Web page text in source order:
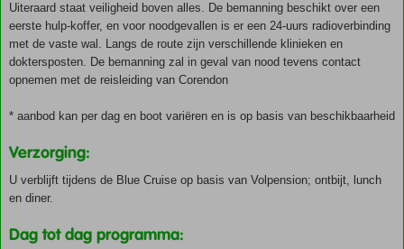
Uiteraard staat veiligheid boven alles. De bemanning beschikt over een
eerste hulp-koffer, en voor noodgevallen is er een 24-uurs radioverbinding
met de vaste wal. Langs de route zijn verschillende klinieken en
doktersposten. De bemanning zal in geval van nood tevens contact
opnemen met de reisleiding van Corendon
* aanbod kan per dag en boot variëren en is op basis van beschikbaarheid
Verzorging:
U verblijft tijdens de Blue Cruise op basis van Volpension; ontbijt, lunch
en diner.
Dag tot dag programma: